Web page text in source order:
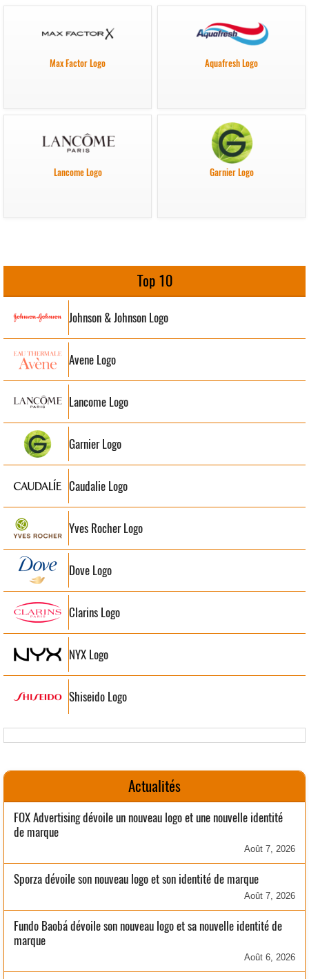
Max Factor Logo Aquafresh Logo
Lancome Logo Garnier Logo
Top 10
Johnson & Johnson Logo
Avene Logo
Lancome Logo
Garnier Logo
Caudalie Logo
Yves Rocher Logo
Dove Logo
Clarins Logo
NYX Logo
Shiseido Logo
Actualités
FOX Advertising dévoile un nouveau logo et une nouvelle identité
de marque
Août 7, 2026
Sporza dévoile son nouveau logo et son identité de marque
Août 7, 2026
Fundo Baobá dévoile son nouveau logo et sa nouvelle identité de
marque
Août 6, 2026